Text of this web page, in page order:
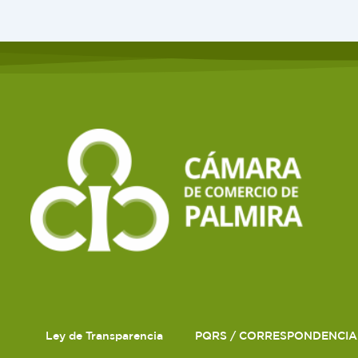
Ley de Transparencia PQRS / CORRESPONDENCIA